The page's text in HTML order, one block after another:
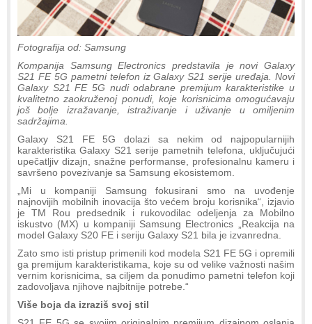
Fotografija od: Samsung
Kompanija Samsung Electronics predstavila je novi Galaxy
S21 FE 5G pametni telefon iz Galaxy S21 serije uređaja. Novi
Galaxy S21 FE 5G nudi odabrane premijum karakteristike u
kvalitetno zaokruženoj ponudi, koje korisnicima omogućavaju
još bolje izražavanje, istraživanje i uživanje u omiljenim
sadržajima.
Galaxy S21 FE 5G dolazi sa nekim od najpopularnijih
karakteristika Galaxy S21 serije pametnih telefona, uključujući
upečatljiv dizajn, snažne performanse, profesionalnu kameru i
savršeno povezivanje sa Samsung ekosistemom.
„Mi u kompaniji Samsung fokusirani smo na uvođenje
najnovijih mobilnih inovacija što većem broju korisnika“, izjavio
je TM Rou predsednik i rukovodilac odeljenja za Mobilno
iskustvo (MX) u kompaniji Samsung Electronics „Reakcija na
model Galaxy S20 FE i seriju Galaxy S21 bila je izvanredna.
Zato smo isti pristup primenili kod modela S21 FE 5G i opremili
ga premijum karakteristikama, koje su od velike važnosti našim
vernim korisnicima, sa ciljem da ponudimo pametni telefon koji
zadovoljava njihove najbitnije potrebe.“
Više boja da izraziš svoj stil